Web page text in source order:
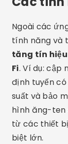
Ngoài các
tính năng và
tăng tín
Fi. Ví dụ: cập
định tuyến có
suất và bảo
hình ăng-ten
từ các thiết
biệt lớn.